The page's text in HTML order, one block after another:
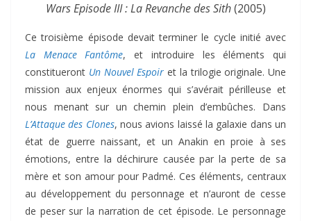
Wars Episode III : La Revanche des Sith(2005)
Ce troisième épisode devait terminer le cycle initié avec
La Menace Fantôme, et introduire les éléments qui
constitueront Un Nouvel Espoir et la trilogie originale. Une
mission aux enjeux énormes qui s’avérait périlleuse et
nous menant sur un chemin plein d’embûches. Dans
L’Attaque des Clones, nous avions laissé la galaxie dans un
état de guerre naissant, et un Anakin en proie à ses
émotions, entre la déchirure causée par la perte de sa
mère et son amour pour Padmé. Ces éléments, centraux
au développement du personnage et n’auront de cesse
de peser sur la narration de cet épisode. Le personnage